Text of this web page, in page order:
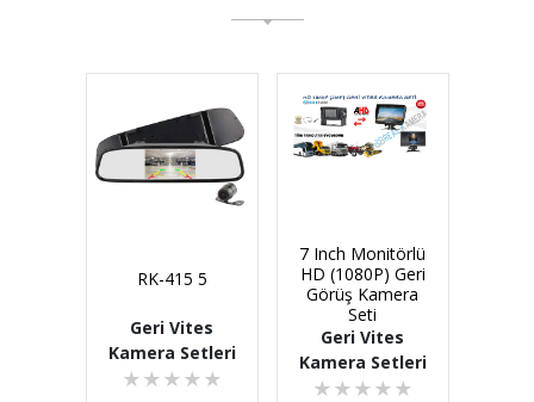
RK-415 5
Geri Vites
Kamera Setleri
★ ★ ★ ★ ★
7 Inch Monitörlü
HD (1080P) Geri
Görüş Kamera
Seti
Geri Vites
Kamera Setleri
★ ★ ★ ★ ★